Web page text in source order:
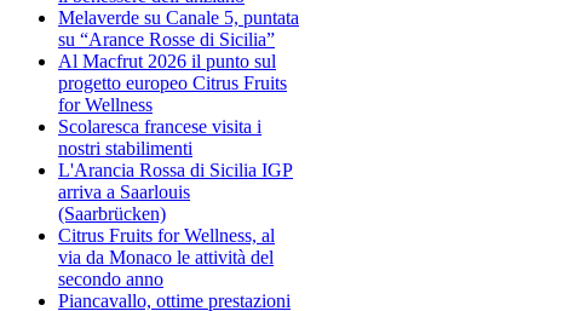
Melaverde su Canale 5, puntata
su “Arance Rosse di Sicilia”
Al Macfrut 2026 il punto sul
progetto europeo Citrus Fruits
for Wellness
Scolaresca francese visita i
nostri stabilimenti
L'Arancia Rossa di Sicilia IGP
arriva a Saarlouis
(Saarbrücken)
Citrus Fruits for Wellness, al
via da Monaco le attività del
secondo anno
Piancavallo, ottime prestazioni